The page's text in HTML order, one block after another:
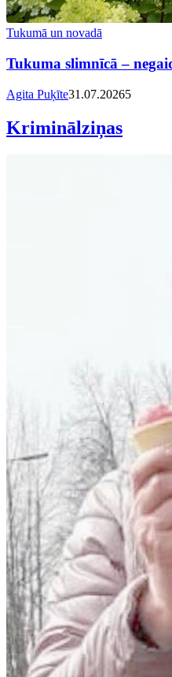
Tukumā un novadā
Tukuma slimnīcā –
Agita Puķīte31.07.20265
Kriminālziņas